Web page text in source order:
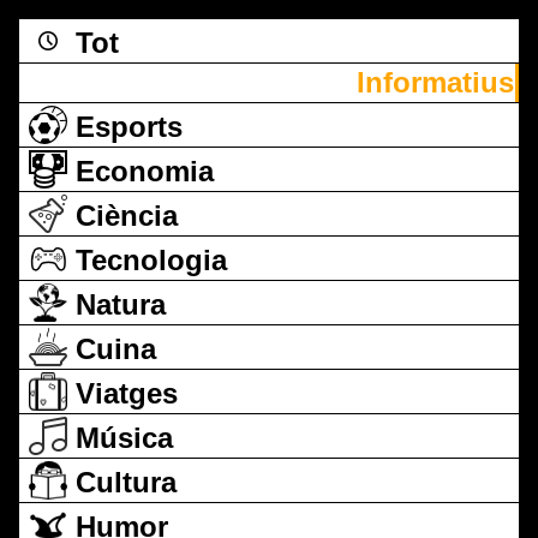
Tot
Informatius
Esports
Economia
Ciència
Tecnologia
Natura
Cuina
Viatges
Música
Cultura
Humor